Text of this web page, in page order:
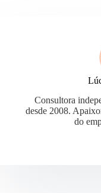
Consultora
desde 2008.
do